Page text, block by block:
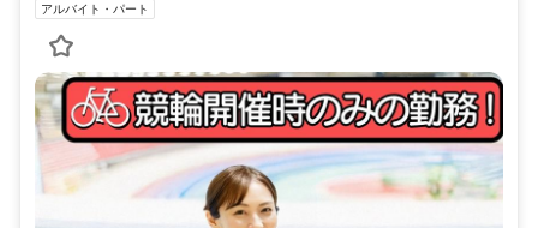
アルバイト・パート